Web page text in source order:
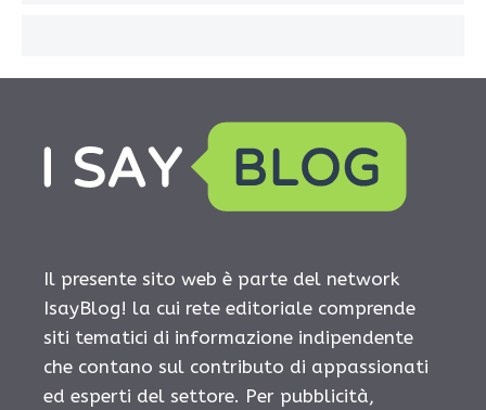
Il presente sito web è parte del network
IsayBlog! la cui rete editoriale comprende
siti tematici di informazione indipendente
che contano sul contributo di appassionati
ed esperti del settore. Per pubblicità,